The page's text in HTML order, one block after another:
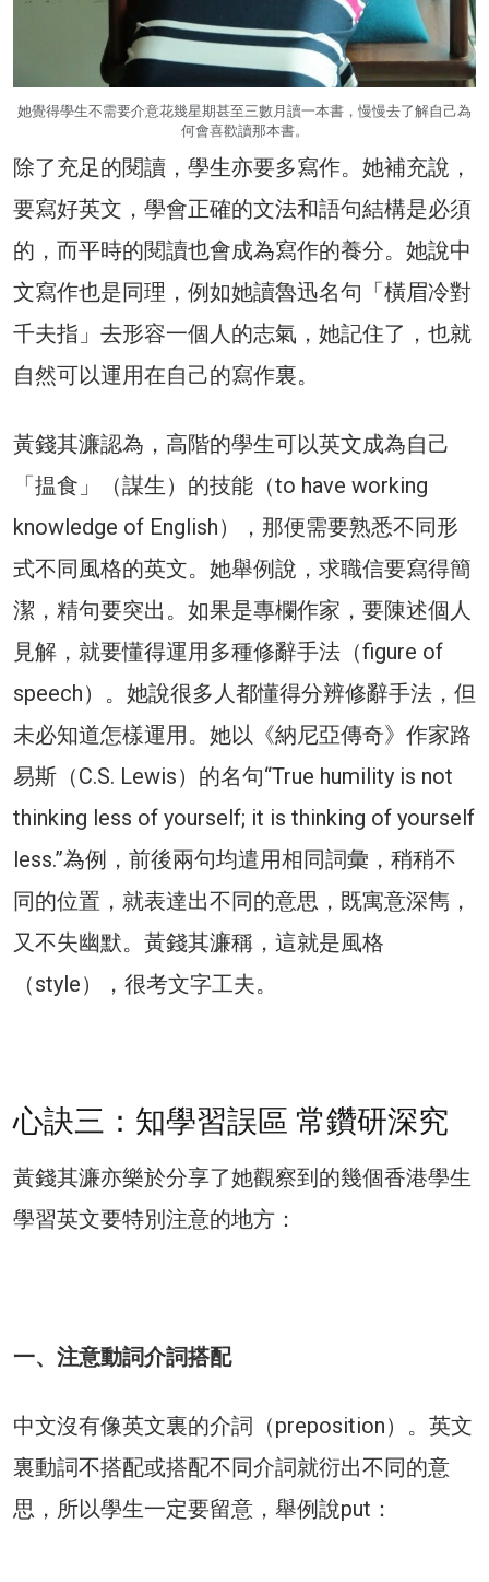
她覺得學生不需要介意花幾星期甚至三數月讀一本書，慢慢去了解自己為
何會喜歡讀那本書。
除了充足的閱讀，學生亦要多寫作。她補充說，
要寫好英文，學會正確的文法和語句結構是必須
的，而平時的閱讀也會成為寫作的養分。她說中
文寫作也是同理，例如她讀魯迅名句「橫眉冷對
千夫指」去形容一個人的志氣，她記住了，也就
自然可以運用在自己的寫作裏。
黃錢其濂認為，高階的學生可以英文成為自己
「揾食」（謀生）的技能（to have working
knowledge of English），那便需要熟悉不同形
式不同風格的英文。她舉例說，求職信要寫得簡
潔，精句要突出。如果是專欄作家，要陳述個人
見解，就要懂得運用多種修辭手法（figure of
speech）。她說很多人都懂得分辨修辭手法，但
未必知道怎樣運用。她以《納尼亞傳奇》作家路
易斯（C.S. Lewis）的名句“True humility is not
thinking less of yourself; it is thinking of yourself
less.”為例，前後兩句均遣用相同詞彙，稍稍不
同的位置，就表達出不同的意思，既寓意深雋，
又不失幽默。黃錢其濂稱，這就是風格
（style），很考文字工夫。
心訣三：知學習誤區 常鑽研深究
黃錢其濂亦樂於分享了她觀察到的幾個香港學生
學習英文要特別注意的地方：
一、注意動詞介詞搭配
中文沒有像英文裏的介詞（preposition）。英文
裏動詞不搭配或搭配不同介詞就衍出不同的意
思，所以學生一定要留意，舉例說put：